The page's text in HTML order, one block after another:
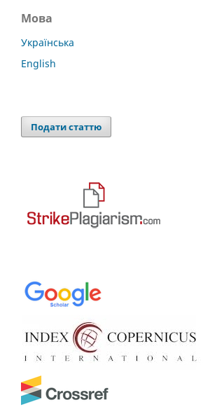
Мова
Українська
English
Подати статтю